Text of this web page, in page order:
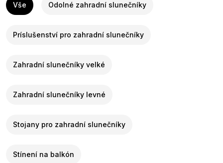
Vše Odolné zahradní slunečníky
Príslušenství pro zahradní slunečníky
Zahradní slunečníky velké
Zahradní slunečníky levné
Stojany pro zahradní slunečníky
Stínení na balkón